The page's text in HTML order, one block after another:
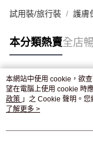
試用裝/旅行裝 護膚
本分類熱賣全店
熱門標籤
熱銷排行
本網站中使用 cookie，欲
望在電腦上使用 cookie 時
政策 」之 Cookie 聲明。
條款之 Cookie 聲明使用
了解更多 >